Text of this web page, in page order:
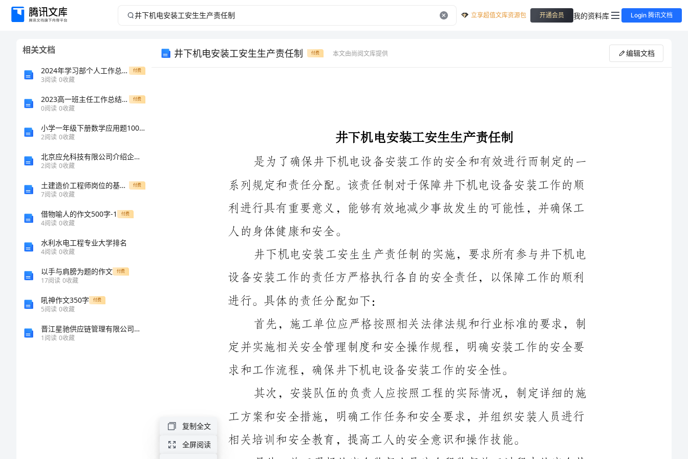
井
立享超值文库资源包 开通会员 我的资料库 Login 腾讯文档
相关文档
2024年学习部个人工作总结范文 付费
3阅读 0收藏
2023高一班主任工作总结15篇（精选） 付费
0阅读 0收藏
小学一年级下册数学应用题100道（有一套）word版
2阅读 0收藏
北京应允科技有限公司介绍企业发展分析报告_77719
2阅读 0收藏
土建造价工程师岗位的基本职责 付费
7阅读 0收藏
借物喻人的作文500字-1 付费
4阅读 0收藏
水利水电工程专业大学排名
4阅读 0收藏
以手与肩膀为题的作文 付费
17阅读 0收藏
吼神作文350字 付费
5阅读 0收藏
晋江星驰供应链管理有限公司介绍企业发展分析报告
1阅读 0收藏
井下机电安装工安生生产责任制 付费 本文由尚阅文库提供 编辑文档
此外，井下机电设备的生产厂家应对其产品的质量进行严格把
确使用设备，并提供必要的技术支持和培训。
是为了确保井下机电设备安装工作的安全和有效进行而制定的一
利进行具有重要意义，能够有效地减少事故发生的可能性，并确保工
人的身体健康和安全。
井下机电安装工安生生产责任制的实施，要求所有参与井下机电
首先，施工单位应严格按照相关法律法规和行业标准的要求，制
定并实施相关安全管理制度和安全操作规程，明确安装工作的安全要
相关培训和安全教育，提高工人的安全意识和操作技能。
另外，施工现场的安全监督人员应全程监督施工过程中的安全状
况，及时发现和解决存在的安全隐患，确保工作的安全进行。
复制全文
全屏阅读